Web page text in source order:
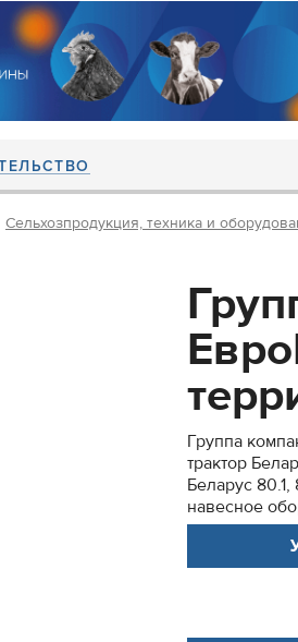
Сельхозпродукция, техника и
Группа
трактор
Беларус
навесное